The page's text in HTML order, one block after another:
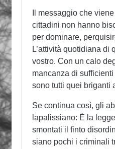
Il messaggio che
cittadini non hanno
per dominare,
L’attività quotidiana
vostro. Con un calo
mancanza di
sono tutti quei briganti
Se continua così, gli
lapalissiano: È la
smontati il finto
siano pochi i criminali